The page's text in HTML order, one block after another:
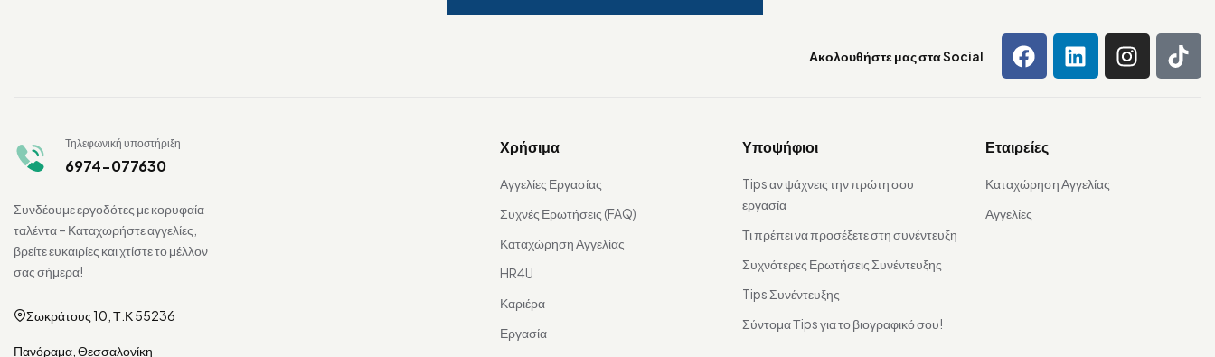
Ακολουθήστε μας στα Social
Τηλεφωνική υποστήριξη
6974-077630
Συνδέουμε εργοδότες με κορυφαία
ταλέντα – Καταχωρήστε αγγελίες,
βρείτε ευκαιρίες και χτίστε το μέλλον
σας σήμερα!
Σωκράτους 10, Τ.Κ 55236
Πανόραμα, Θεσσαλονίκη
Χρήσιμα
Αγγελίες Εργασίας
Συχνές Ερωτήσεις (FAQ)
Καταχώρηση Αγγελίας
HR4U
Καριέρα
Εργασία
Υποψήφιοι
Tips αν ψάχνεις την πρώτη σου
εργασία
Τι πρέπει να προσέξετε στη συνέντευξη
Συχνότερες Ερωτήσεις Συνέντευξης
Tips Συνέντευξης
Σύντομα Τips για το βιογραφικό σου!
Εταιρείες
Καταχώρηση Αγγελίας
Αγγελίες